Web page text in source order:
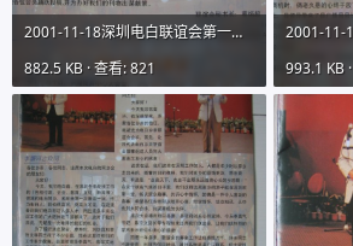
2001-11-18深圳电白联谊会第一期会刊图片01IMG_9731 (2).JPG
882.5 KB · 查看: 821
993.1 KB